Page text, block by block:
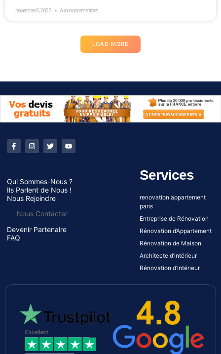
novembre 5, 2025 Aucun commentaire
LOAD MORE
Qui Sommes-Nous ?
Ils Parlent de Nous !
Nous Rejoindre
Nous Contacter
Devenir Partenaire
FAQ
Services
renovation appartement
paris
Entreprise de Rénovation
Rénovation d’Appartement
Rénovation de Maison
Architecte d’Intérieur
Rénovation d’Intérieur